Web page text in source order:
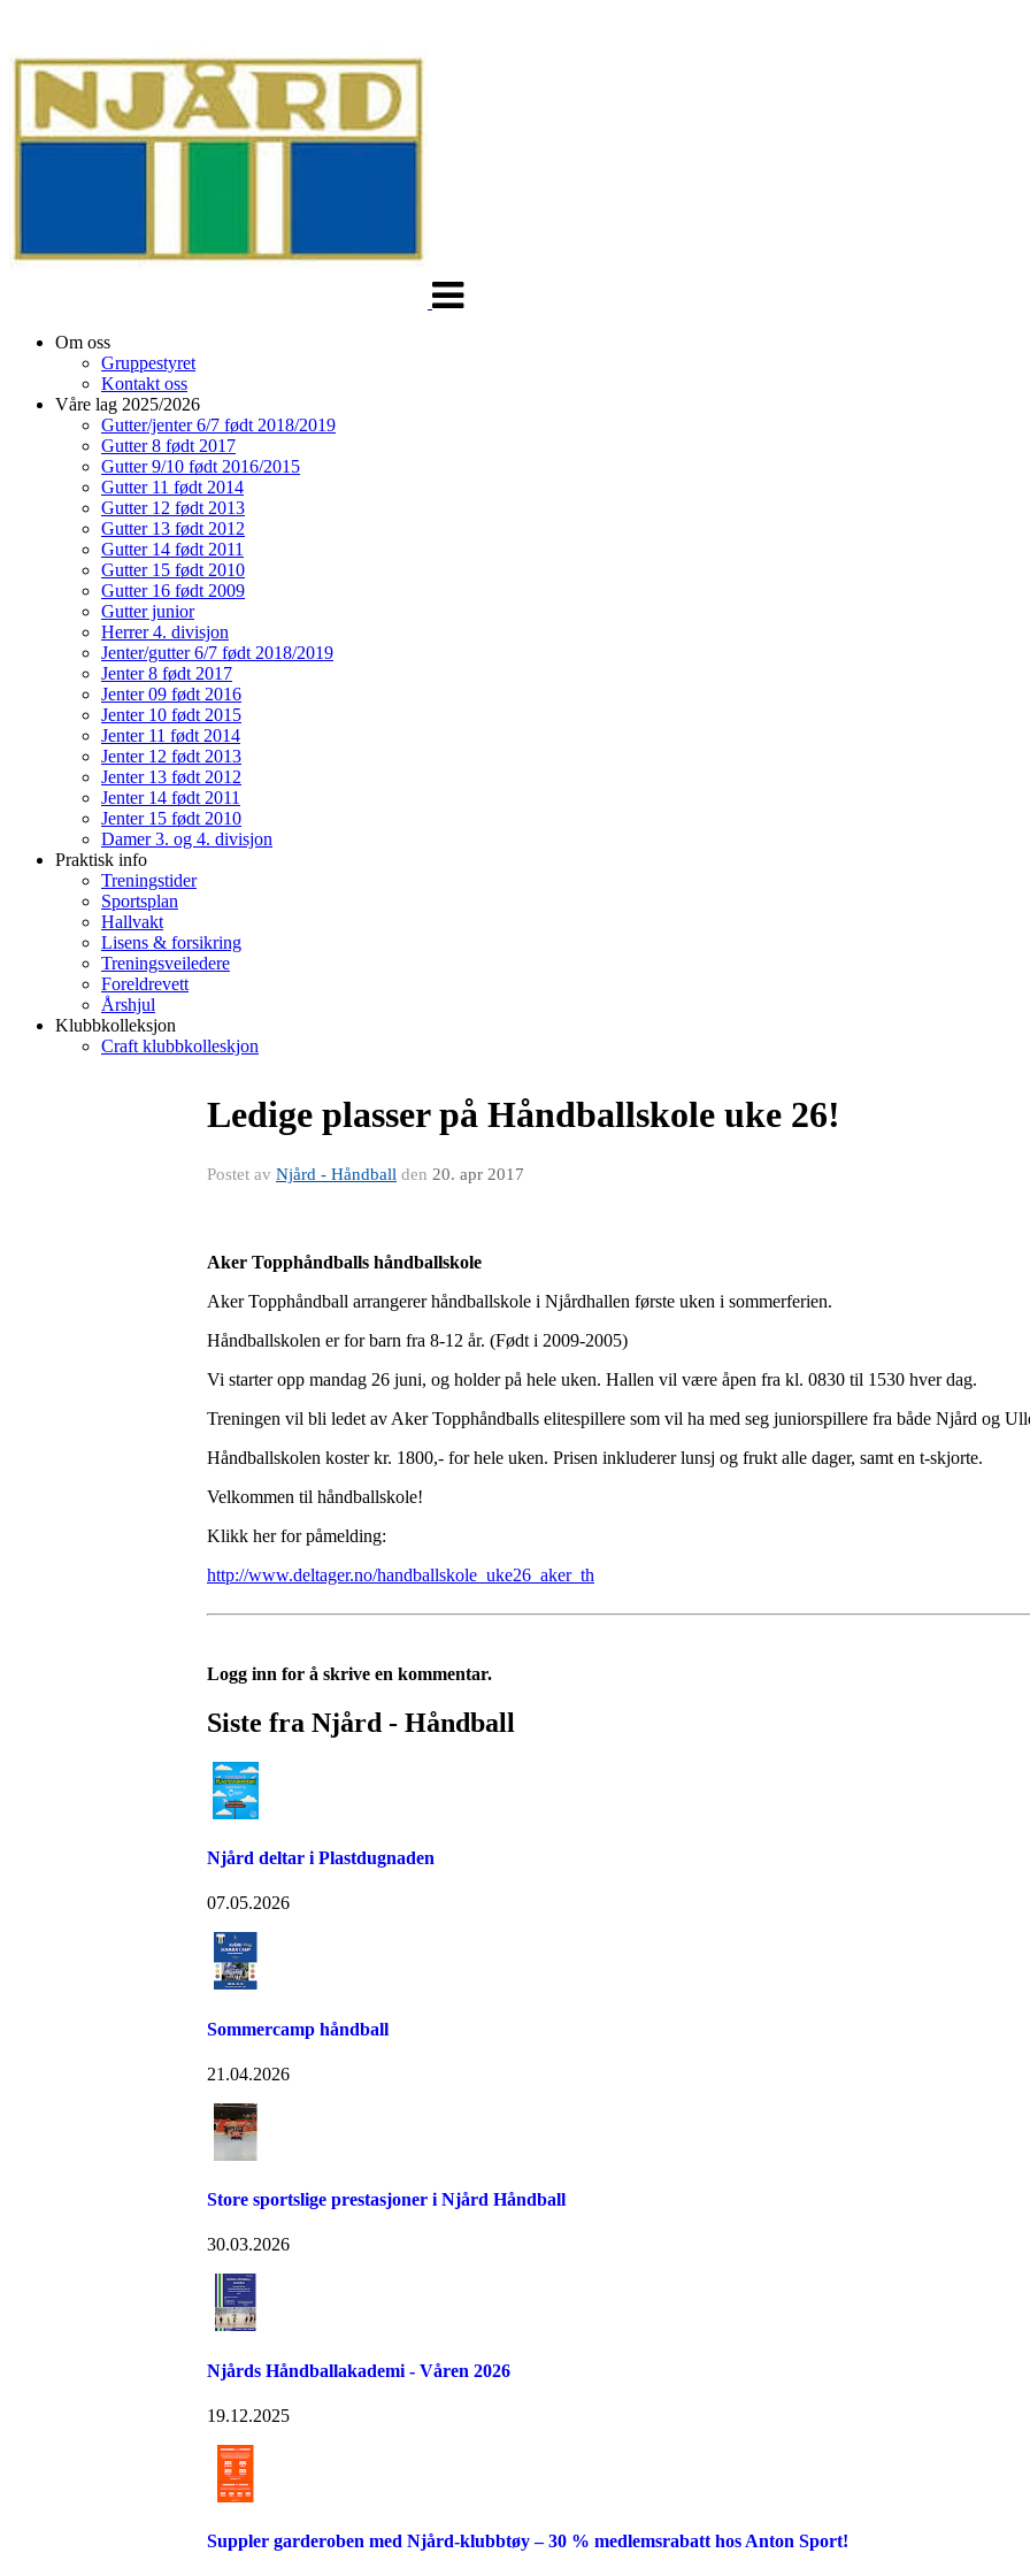
Om oss
Gruppestyret
Kontakt oss
Våre lag 2025/2026
Gutter/jenter 6/7 født 2018/2019
Gutter 8 født 2017
Gutter 9/10 født 2016/2015
Gutter 11 født 2014
Gutter 12 født 2013
Gutter 13 født 2012
Gutter 14 født 2011
Gutter 15 født 2010
Gutter 16 født 2009
Gutter junior
Herrer 4. divisjon
Jenter/gutter 6/7 født 2018/2019
Jenter 8 født 2017
Jenter 09 født 2016
Jenter 10 født 2015
Jenter 11 født 2014
Jenter 12 født 2013
Jenter 13 født 2012
Jenter 14 født 2011
Jenter 15 født 2010
Damer 3. og 4. divisjon
Praktisk info
Treningstider
Sportsplan
Hallvakt
Lisens & forsikring
Treningsveiledere
Foreldrevett
Årshjul
Klubbkolleksjon
Craft klubbkolleskjon
Ledige plasser på Håndballskole uke 26!
Postet av Njård - Håndball den 20. apr 2017
Aker Topphåndballs håndballskole
Aker Topphåndball arrangerer håndballskole i Njårdhallen første uken i sommerferien.
Håndballskolen er for barn fra 8-12 år. (Født i 2009-2005)
Vi starter opp mandag 26 juni, og holder på hele uken. Hallen vil være åpen fra kl. 0830 til 1530 hver dag.
Treningen vil bli ledet av Aker Topphåndballs elitespillere som vil ha med seg juniorspillere fra både Njård og
Håndballskolen koster kr. 1800,- for hele uken. Prisen inkluderer lunsj og frukt alle dager, samt en t-skjorte.
Velkommen til håndballskole!
Klikk her for påmelding:
http://www.deltager.no/handballskole_uke26_aker_th
Logg inn for å skrive en kommentar.
Siste fra Njård - Håndball
Njård deltar i Plastdugnaden
07.05.2026
Sommercamp håndball
21.04.2026
Store sportslige prestasjoner i Njård Håndball
30.03.2026
Njårds Håndballakademi - Våren 2026
19.12.2025
Suppler garderoben med Njård-klubbtøy – 30 % medlemsrabatt hos Anton Sport!